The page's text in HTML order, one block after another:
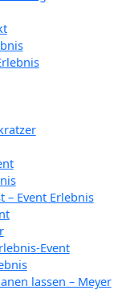
– Event Erlebnis
Event
lassen – Meyer